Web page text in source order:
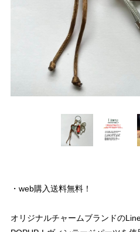
・web購入送料無料！
オリジナルチャームブランドの